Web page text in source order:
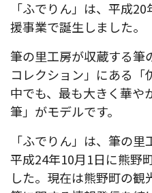
「ふでりん」は、平成
援事業で誕生しました。
筆の里工房が収蔵する筆
コレクション」にある
中でも、最も大きく華や
筆」がモデルです。
「ふでりん」は、筆の里
平成24年10月1日に熊野
した。現在は熊野町の観